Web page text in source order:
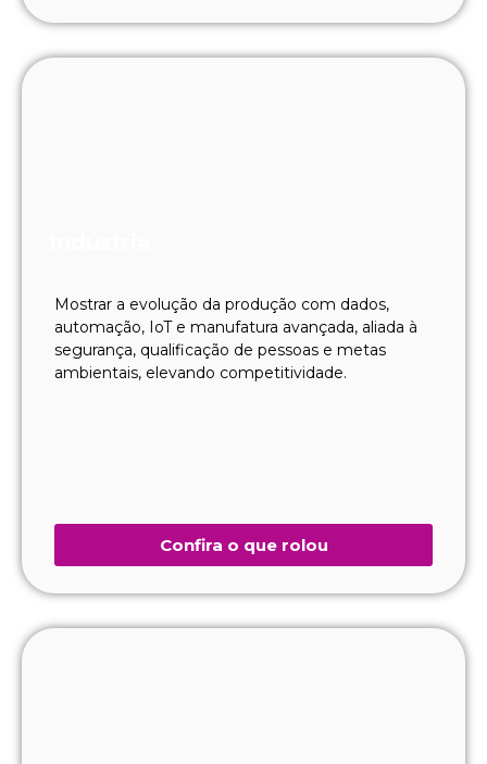
Mostrar a evolução da produção com dados,
automação, IoT e manufatura avançada, aliada à
segurança, qualificação de pessoas e metas
ambientais, elevando competitividade.
Confira o que rolou